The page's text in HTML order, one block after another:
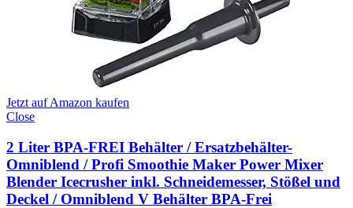
Jetzt auf Amazon kaufen
Close
2 Liter BPA-FREI Behälter / Ersatzbehälter-
Omniblend / Profi Smoothie Maker Power Mixer
Blender Icecrusher inkl. Schneidemesser, Stößel und
Deckel / Omniblend V Behälter BPA-Frei